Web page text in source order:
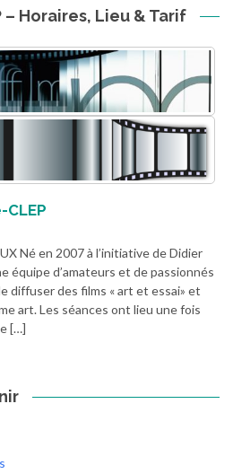
– Horaires, Lieu & Tarif
Né en 2007 à l’initiative de Didier
équipe d’amateurs et de passionnés
diffuser des films « art et essai» et
art. Les séances ont lieu une fois
[…]